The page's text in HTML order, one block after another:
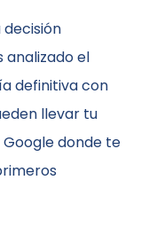
decisión
analizado el
definitiva con
llevar tu
donde te